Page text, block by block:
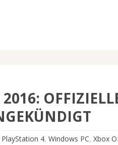
2016:
PlayStation 4,Windows PC,Xbox